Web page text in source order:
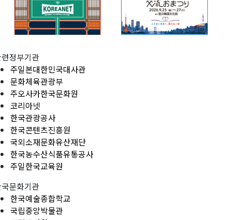
정부기관
주일본대한민국대사관
문화체육관광부
주오사카한국문화원
코리아넷
한국관광공사
한국콘텐츠진흥원
국외소재문화유산재단
한국농수산식품유통공사
주일한국교육원
문화기관
한국예술종합학교
국립중앙박물관